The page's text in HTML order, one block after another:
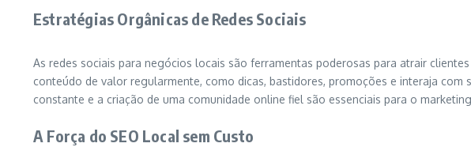
Estratégias Orgânicas de Redes Sociais
As redes sociais para negócios locais são ferramentas poderosas para atrair
conteúdo de valor regularmente, como dicas, bastidores, promoções e interaja
constante e a criação de uma comunidade online fiel são essenciais para o
A Força do SEO Local sem Custo